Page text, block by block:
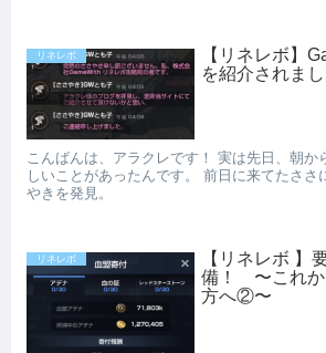
リネレボ
【リネレボ】
を紹介されまし
こんばんは、アラクレです！ 実は先日、朝か
しいことがあったんです。 前日に来てたささ
やきを発見。
リネレボ
【リネレボ 】
備！ 〜これか
方へ②〜